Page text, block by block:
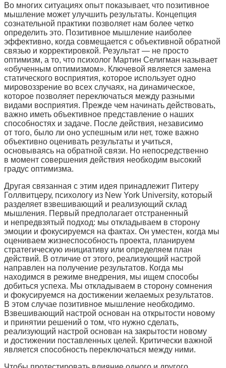
Во многих ситуациях опыт показывает, что позитивное
мышление может улучшить результаты. Концепция
сознательной практики позволяет нам более четко
определить это. Позитивное мышление наиболее
эффективно, когда совмещается с объективной обратной
связью и корректировкой. Результат — не просто
оптимизм, а то, что психолог Мартин Селигман называет
«обученным оптимизмом». Ключевой является замена
статического восприятия, которое использует одно
мировоззрение во всех случаях, на динамическое,
которое позволяет переключаться между разными
видами восприятия. Прежде чем начинать действовать,
важно иметь объективное представление о наших
способностях и задаче. После действия, независимо
от того, было ли оно успешным или нет, тоже важно
объективно оценивать результаты и учиться,
основываясь на обратной связи. Но непосредственно
в момент совершения действия необходим высокий
градус оптимизма.
Другая связанная с этим идея принадлежит Питеру
Голлвитцеру, психологу из New York University, который
разделяет взвешивающий и реализующий склад
мышления. Первый предполагает отстраненный
и непредвзятый подход: мы откладываем в сторону
эмоции и фокусируемся на фактах. Он уместен, когда мы
оцениваем жизнеспособность проекта, планируем
стратегическую инициативу или определяем план
действий. В отличие от этого, реализующий настрой
направлен на получение результатов. Когда мы
находимся в режиме внедрения, мы ищем способы
добиться успеха. Мы откладываем в сторону сомнения
и фокусируемся на достижении желаемых результатов.
В этом случае позитивное мышление необходимо.
Взвешивающий настрой основан на открытости новому
и принятии решений о том, что нужно сделать,
реализующий настрой основан на закрытости новому
и достижении поставленных целей. Критически важной
является способность переключаться между ними.